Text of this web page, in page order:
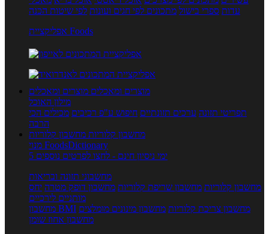
עדות ספרי בישול מתכונים לפי חגים ועונות לפי שיטות הכנה
אפליקציית Foods
מוצרים ומאכלים מוצרים ומאכלים
מילון האוכל
תפריטי תזונה ערכים תזונתיים חיפוש ע"פ רכיבים מכילים הכי
הרבה
מחשבון קלוריות מחשבון קלוריות
מנוי FoodsDictionary
5 ימי ניסיון חינם - לחצו לפרטים נוספים
מחשבוני תזונה ובריאות
מחשבון קלוריות מחשבון שריפת קלוריות מחשבון דופק מטרה יחס
מותניים לירכיים
מחשבון BMI
מחשבון צריכת קלוריות מחשבון מינונים מומלצים
מחשבון אחוז שומן